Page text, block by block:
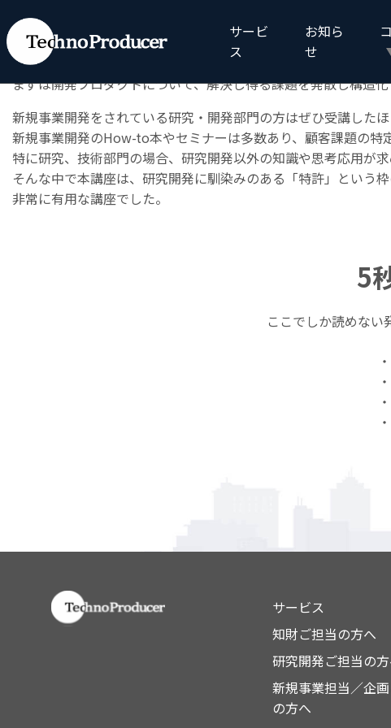
サービ
ス
お知ら
せ
ワサビの香りを生かす、とマウス靴の具体的な事例があり、２
指南書はワークシートに特化しており、WEB教材の重要なとこ
まずは開発プロダクトについて、解決し得る課題を発散し構造
新規事業開発をされている研究・開発部門の方はぜひ受講したほ
新規事業開発のHow-to本やセミナーは多数あり、顧客課題の特
特に研究、技術部門の場合、研究開発以外の知識や思考応用が求
そんな中で本講座は、研究開発に馴染みのある「特許」という
非常に有用な講座でした。
5
ここでしか読めない
サービス
知財ご担当の方へ
研究開発ご担当の
新規事業担当／企
の方へ